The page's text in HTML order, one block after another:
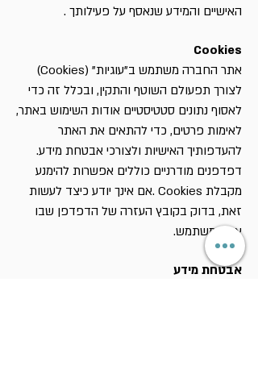
האישיים והמידע שנאסף על פעילותך .
Cookies
אתר החברה משתמש ב"עוגיות" (Cookies)
לצורך תפעולם השוטף והתקין, ובכלל זה כדי
לאסוף נתונים סטטיסטיים אודות השימוש באתר,
לאימות פרטים, כדי להתאים את האתר
להעדפותיך האישיות ולצורכי אבטחת מידע.
דפדפנים מודרניים כוללים אפשרות להימנע
מקבלת Cookies .אם אינך יודע כיצד לעשות
זאת, בדוק בקובץ העזרה של הדפדפן שבו
אתה משתמש.
אבטחת מידע